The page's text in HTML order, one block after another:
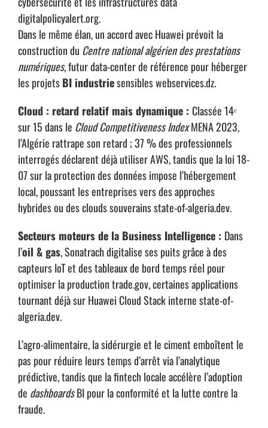
digitalpolicyalert.org.
Dans le même élan, un accord avec Huawei prévoit la
construction du Centre national algérien des prestations
numériques, futur data-center de référence pour héberger
les projetsBI industriesensibleswebservices.dz.
Cloud : retard relatif mais dynamique : Classée 14ᵉ
sur 15 dans le Cloud Competitiveness IndexMENA 2023,
l’Algérie rattrape son retard ; 37 % des professionnels
interrogés déclarent déjà utiliser AWS, tandis que la loi 18-
07 sur la protection des données impose l’hébergement
local, poussant les entreprises vers des approches
hybrides ou des clouds souverainsstate-of-algeria.dev.
Secteurs moteurs de la Business Intelligence : Dans
l’oil & gas, Sonatrach digitalise ses puits grâce à des
capteurs IoT et des tableaux de bord temps réel pour
optimiser la productiontrade.gov, certaines applications
tournant déjà sur Huawei Cloud Stack internestate-of-
algeria.dev.
L’agro-alimentaire, la sidérurgie et le ciment emboîtent le
pas pour réduire leurs temps d’arrêt via l’analytique
prédictive, tandis que la fintech locale accélère l’adoption
de dashboardsBI pour la conformité et la lutte contre la
fraude.